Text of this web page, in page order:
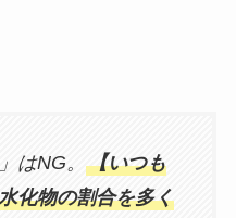
はNG。 【いつも
化物の割合を多く